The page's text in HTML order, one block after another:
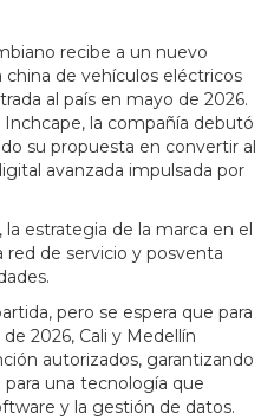
recibe a un nuevo
de vehículos eléctricos
al país en mayo de 2026.
la compañía debutó
su propuesta en convertir al
avanzada impulsada por
estrategia de la marca en el
de servicio y posventa
pero se espera que para
2026, Cali y Medellín
autorizados, garantizando
una tecnología que
y la gestión de datos.